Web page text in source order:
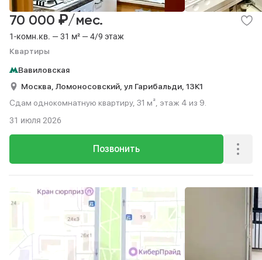
1-комн.кв. — 31 м² — 4/9 этаж
Квартиры
70 000 ₽/мес.
Вавиловская
Москва, Ломоносовский, ул Гарибальди, 13К1
Сдам однокомнатную квартиру, 31 м², этаж 4 из 9.
Позвонить
31 июля 2026